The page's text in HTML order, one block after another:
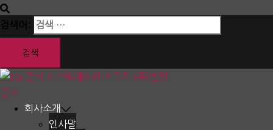
회사소개
인사말